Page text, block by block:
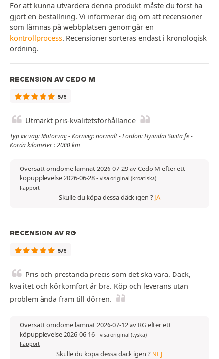
För att kunna utvärdera denna produkt måste du först ha
gjort en beställning. Vi informerar dig om att recensioner
som lämnas på webbplatsen genomgår en
kontrollprocess. Recensioner sorteras endast i kronologisk
ordning.
RECENSION AV CEDO M
5/5
Utmärkt pris-kvalitetsförhållande
Typ av väg: Motorväg - Körning: normalt - Fordon: Hyundai Santa fe -
Körda kilometer : 2000 km
Översatt omdöme lämnat 2026-07-29 av Cedo M efter ett
köpupplevelse 2026-06-28- visa original (kroatiska)
Rapport
Skulle du köpa dessa däck igen ? JA
RECENSION AV RG
5/5
Pris och prestanda precis som det ska vara. Däck,
kvalitet och körkomfort är bra. Köp och leverans utan
problem ända fram till dörren.
Översatt omdöme lämnat 2026-07-12 av RG efter ett
köpupplevelse 2026-06-16- visa original (tyska)
Rapport
Skulle du köpa dessa däck igen ? NEJ